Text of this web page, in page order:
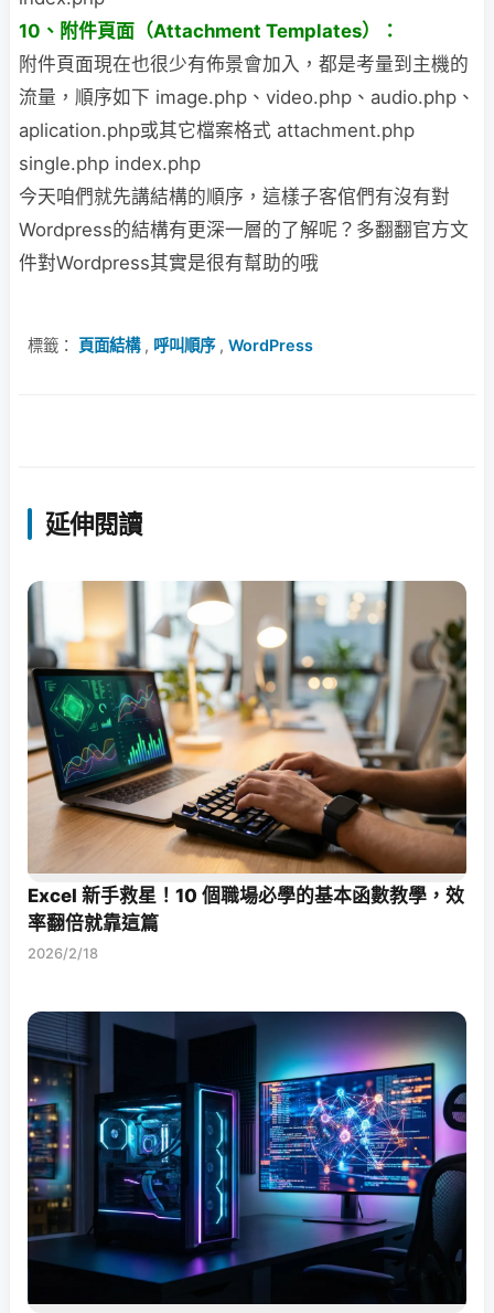
10、附件頁面（Attachment Templates）：
附件頁面現在也很少有佈景會加入，都是考量到主機的
流量，順序如下 image.php、video.php、audio.php、
aplication.php或其它檔案格式 attachment.php
single.php index.php
今天咱們就先講結構的順序，這樣子客倌們有沒有對
Wordpress的結構有更深一層的了解呢？多翻翻官方文
件對Wordpress其實是很有幫助的哦
標籤： 頁面結構, 呼叫順序, WordPress
延伸閱讀
Excel 新手救星！10 個職場必學的基本函數教學，效
率翻倍就靠這篇
2026/2/18